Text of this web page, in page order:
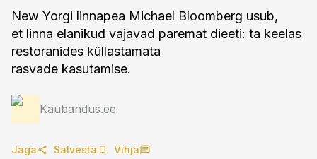
New Yorgi linnapea Michael Bloomberg usub,
et linna elanikud vajavad paremat dieeti: ta keelas
restoranides küllastamata
rasvade kasutamise.
Kaubandus.ee
Jaga Salvesta Vihja